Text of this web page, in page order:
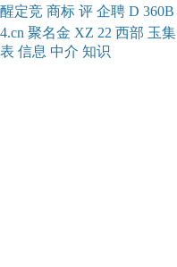
醒定竞 商标 评 企聘 D 360B
4.cn 聚名金 XZ 22 西部 玉集
表 信息 中介 知识